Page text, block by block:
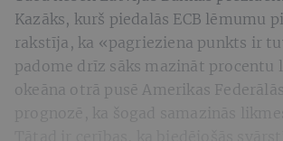
Kazāks, kurš piedalās ECB lēmumu
rakstīja, ka «pagrieziena punkts ir
padome drīz sāks mazināt procentu
okeāna otrā pusē Amerikas